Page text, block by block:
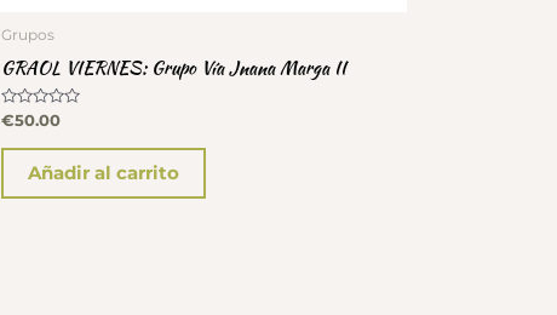
Grupos
GRAOL VIERNES: Grupo Vía Jnana Marga II
Valorado
0
€50.00
Añadir al carrito